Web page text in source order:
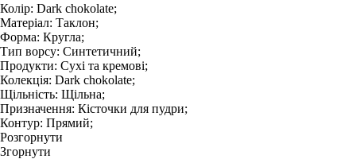
Колір: Dark chokolate;
Матеріал: Таклон;
Форма: Кругла;
Тип ворсу: Синтетичний;
Продукти: Сухі та кремові;
Колекція: Dark chokolate;
Щільність: Щільна;
Призначення: Кісточки для пудри;
Контур: Прямий;
Розгорнути
Згорнути